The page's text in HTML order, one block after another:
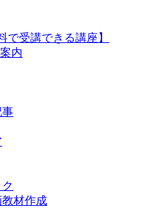
で受講できる講座】
内
事
材作成